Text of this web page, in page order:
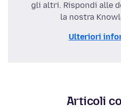
gli altri. Rispondi alle
la nostra
Ulteriori
Articoli